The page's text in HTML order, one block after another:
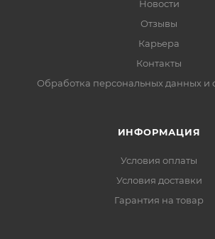
Новости
Отзывы
Карьера
Контакты
Обработка персональных данных и
ИНФОРМАЦИЯ
Условия оплаты
Условия доставки
Гарантия на товар